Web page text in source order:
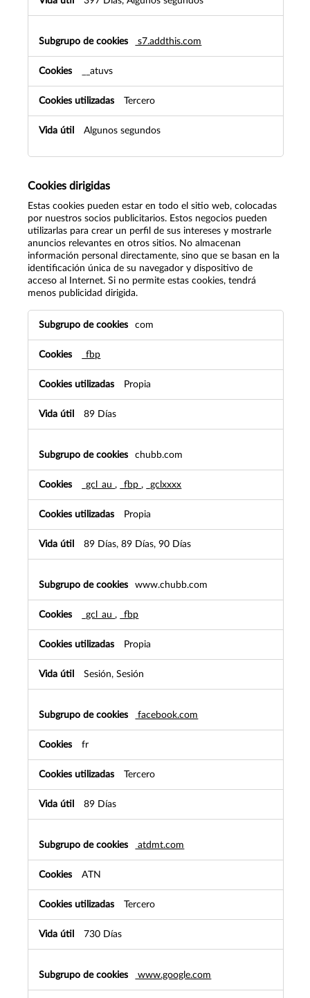
s7.addthis.com
__atuvs
Tercero
Algunos segundos
Cookies dirigidas
Estas cookies pueden estar en todo el sitio web, colocadas
por nuestros socios publicitarios. Estos negocios pueden
utilizarlas para crear un perfil de sus intereses y mostrarle
anuncios relevantes en otros sitios. No almacenan
información personal directamente, sino que se basan en la
identificación única de su navegador y dispositivo de
acceso al Internet. Si no permite estas cookies, tendrá
menos publicidad dirigida.
dirigidas
com
_fbp
Propia
89 Días
chubb.com
_gcl_au , _fbp , _gclxxxx
Propia
89 Días, 89 Días, 90 Días
www.chubb.com
_gcl_au , _fbp
Propia
Sesión, Sesión
facebook.com
fr
Tercero
89 Días
atdmt.com
ATN
Tercero
730 Días
www.google.com